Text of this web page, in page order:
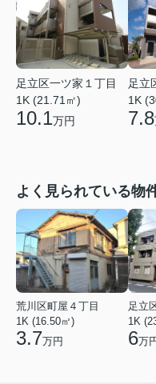
足立区一ツ家１丁目
1K (21.71㎡)
10.1万円
足立
1K
7.8
よく見られている物
荒川区町屋４丁目
1K (16.50㎡)
3.7万円
1K
6万